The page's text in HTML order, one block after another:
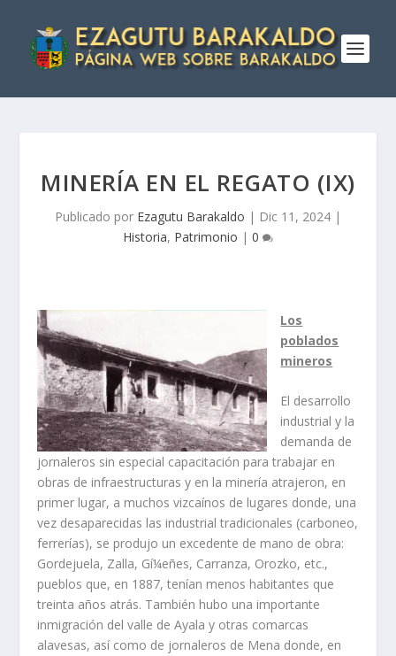
MINERÍ­A EN EL REGATO (IX)
Publicado por Ezagutu Barakaldo | Dic 11, 2024 |
Historia, Patrimonio | 0
Los
poblados
mineros
El desarrollo
industrial y la
demanda de
jornaleros sin especial capacitación para trabajar en
obras de infraestructuras y en la minerí­a atrajeron, en
primer lugar, a muchos vizcaí­nos de lugares donde, una
vez desaparecidas las industrial tradicionales (carboneo,
ferrerí­as), se produjo un exce­dente de mano de obra:
Gordejuela, Zalla, Gí¼eñes, Carranza, Orozko, etc.,
pueblos que, en 1887, tení­an menos habitantes que
treinta años atrás. También hubo una importante
inmigración del valle de Ayala y otras comarcas
alavesas, así­ como de jorna­leros de Mena donde, en